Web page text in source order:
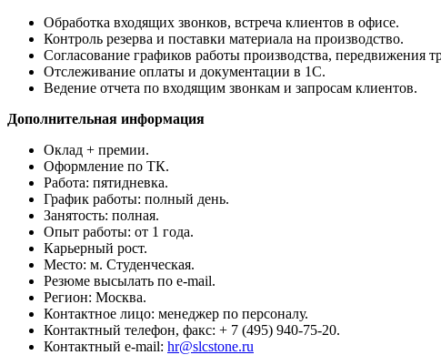
Обработка входящих звонков, встреча клиентов в офисе.
Контроль резерва и поставки материала на производство.
Согласование графиков работы производства, передвижения
Отслеживание оплаты и документации в 1С.
Ведение отчета по входящим звонкам и запросам клиентов.
Дополнительная информация
Оклад + премии.
Оформление по ТК.
Работа: пятидневка.
График работы: полный день.
Занятость: полная.
Опыт работы: от 1 года.
Карьерный рост.
Место: м. Студенческая.
Резюме высылать по e-mail.
Регион: Москва.
Контактное лицо: менеджер по персоналу.
Контактный телефон, факс: + 7 (495) 940-75-20.
Контактный e-mail: hr@slcstone.ru